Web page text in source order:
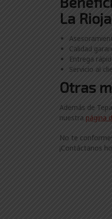
La Rioja
Calidad
Entrega
Servicio al
Otras
Además de
nuestra página
No te
¡Contáctanos